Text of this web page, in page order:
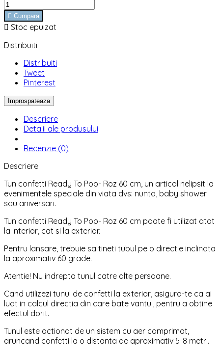
 Cumpara
 Stoc epuizat
Distribuiti
Distribuiti
Tweet
Pinterest
Descriere
Detalii ale produsului
Recenzie (0)
Descriere
Tun confetti Ready To Pop- Roz 60 cm, un articol nelipsit la
evenimentele speciale din viata dvs: nunta, baby shower
sau aniversari.
Tun confetti Ready To Pop- Roz 60 cm poate fi utilizat atat
la interior, cat si la exterior.
Pentru lansare, trebuie sa tineti tubul pe o directie inclinata
la aproximativ 60 grade.
Atentie! Nu indrepta tunul catre alte persoane.
Cand utilizezi tunul de confetti la exterior, asigura-te ca ai
luat in calcul directia din care bate vantul, pentru a obtine
efectul dorit.
Tunul este actionat de un sistem cu aer comprimat,
aruncand confetti la o distanta de aproximativ 5-8 metri.